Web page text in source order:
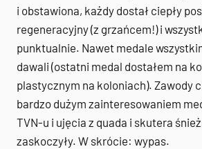
i obstawiona, każdy dostał ciepły
regeneracyjny (z grzańcem!) i
punktualnie. Nawet medale
dawali (ostatni medal dostałem na
plastycznym na koloniach). Zawody
bardzo dużym zainteresowaniem
TVN-u i ujęcia z quada i skutera
zaskoczyły. W skrócie: wypas.